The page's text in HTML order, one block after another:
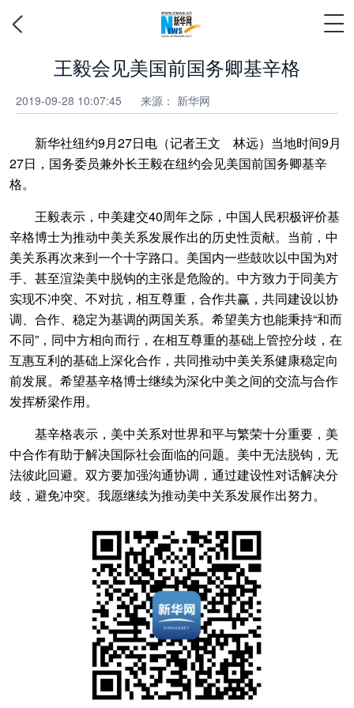
王毅会见美国前国务卿基辛格
2019-09-28 10:07:45 来源： 新华网
新华社纽约9月27日电（记者王文 林远）当地时间9月
27日，国务委员兼外长王毅在纽约会见美国前国务卿基辛
格。
王毅表示，中美建交40周年之际，中国人民积极评价基
辛格博士为推动中美关系发展作出的历史性贡献。当前，中
美关系再次来到一个十字路口。美国内一些鼓吹以中国为对
手、甚至渲染美中脱钩的主张是危险的。中方致力于同美方
实现不冲突、不对抗，相互尊重，合作共赢，共同建设以协
调、合作、稳定为基调的两国关系。希望美方也能秉持“和而
不同”，同中方相向而行，在相互尊重的基础上管控分歧，在
互惠互利的基础上深化合作，共同推动中美关系健康稳定向
前发展。希望基辛格博士继续为深化中美之间的交流与合作
发挥桥梁作用。
基辛格表示，美中关系对世界和平与繁荣十分重要，美
中合作有助于解决国际社会面临的问题。美中无法脱钩，无
法彼此回避。双方要加强沟通协调，通过建设性对话解决分
歧，避免冲突。我愿继续为推动美中关系发展作出努力。